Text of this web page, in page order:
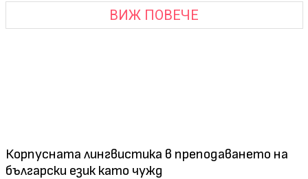
ВИЖ ПОВЕЧЕ
Корпусната лингвистика в преподаването на
български език като чужд